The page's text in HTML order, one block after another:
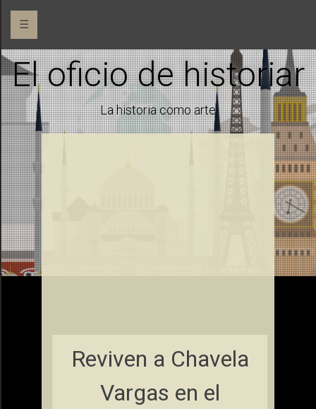
☰
El oficio de historiar
La historia como arte
Reviven a Chavela
Vargas en el